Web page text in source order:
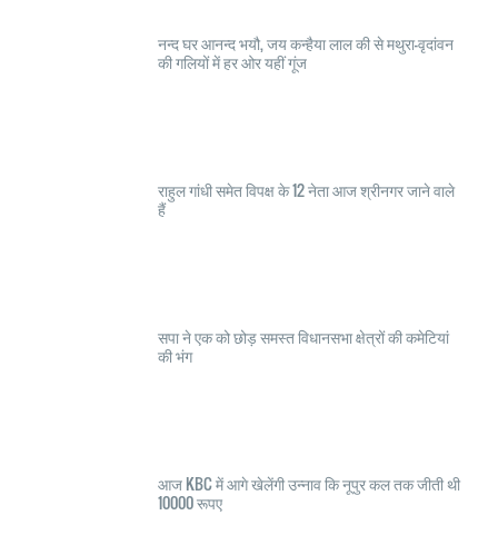
नन्द घर आनन्द भयौ, जय कन्हैया लाल की से मथुरा-वृदांवन
की गलियों में हर ओर यहीं गूंज
राहुल गांधी समेत विपक्ष के 12 नेता आज श्रीनगर जाने वाले
हैं
सपा ने एक को छोड़ समस्त विधानसभा क्षेत्रों की कमेटियां
की भंग
आज KBC में आगे खेलेंगी उन्नाव कि नूपुर कल तक जीती थी
10000 रूपए